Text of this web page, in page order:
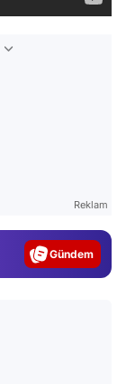
Reklam
Gündem